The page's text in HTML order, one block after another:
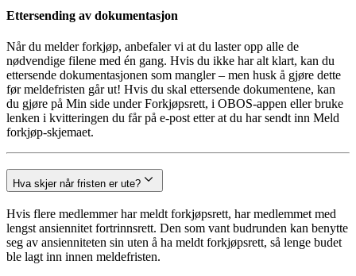
Ettersending av dokumentasjon
Når du melder forkjøp, anbefaler vi at du laster opp alle de
nødvendige filene med én gang. Hvis du ikke har alt klart, kan du
ettersende dokumentasjonen som mangler – men husk å gjøre dette
før meldefristen går ut! Hvis du skal ettersende dokumentene, kan
du gjøre på Min side under Forkjøpsrett, i OBOS-appen eller bruke
lenken i kvitteringen du får på e-post etter at du har sendt inn Meld
forkjøp-skjemaet.
Hva skjer når fristen er ute?
Hvis flere medlemmer har meldt forkjøpsrett, har medlemmet med
lengst ansiennitet fortrinnsrett. Den som vant budrunden kan benytte
seg av ansienniteten sin uten å ha meldt forkjøpsrett, så lenge budet
ble lagt inn innen meldefristen.